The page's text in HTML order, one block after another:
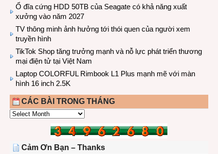
Ổ đĩa cứng HDD 50TB của Seagate có khả năng xuất
xưởng vào năm 2027
TV thông minh ảnh hưởng tới thói quen của người xem
truyền hình
TikTok Shop tăng trưởng mạnh và nỗ lực phát triển thương
mại điện tử tại Việt Nam
Laptop COLORFUL Rimbook L1 Plus mạnh mẽ với màn
hình 16 inch 2.5K
CÁC BÀI TRONG THÁNG
CÁC
THÁNG
Cảm Ơn Bạn – Thanks